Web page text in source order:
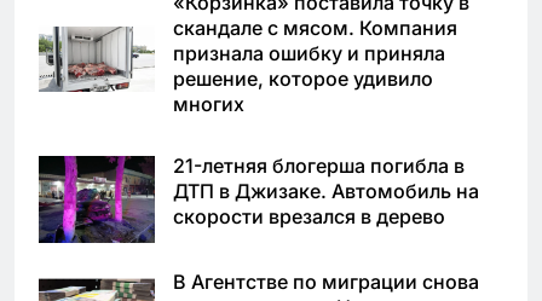
скандале с мясом. Компания
признала ошибку и приняла
решение, которое удивило
многих
21-летняя блогерша погибла в
ДТП в Джизаке. Автомобиль на
скорости врезался в дерево
В Агентстве по миграции снова